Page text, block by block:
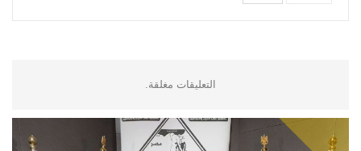
التعليقات مغلقة.